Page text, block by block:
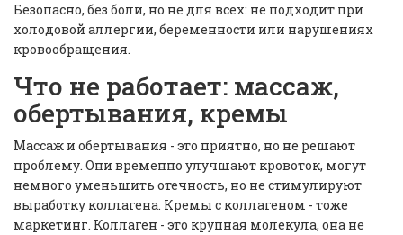
Безопасно, без боли, но не для всех: не подходит при
холодовой аллергии, беременности или нарушениях
кровообращения.
Что не работает: массаж,
обертывания, кремы
Массаж и обертывания - это приятно, но не решают
проблему. Они временно улучшают кровоток, могут
немного уменьшить отечность, но не стимулируют
выработку коллагена. Кремы с коллагеном - тоже
маркетинг. Коллаген - это крупная молекула, она не